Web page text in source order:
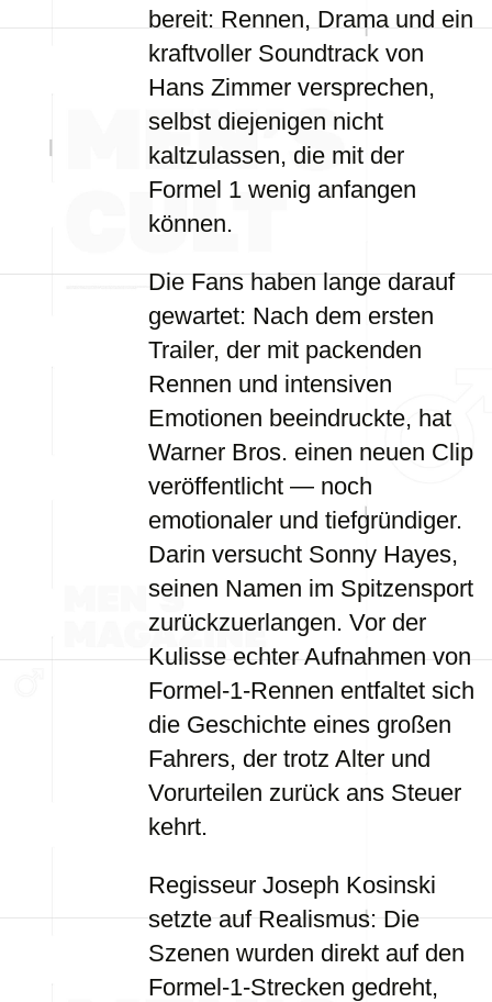
bereit: Rennen, Drama und ein
kraftvoller Soundtrack von
Hans Zimmer versprechen,
selbst diejenigen nicht
kaltzulassen, die mit der
Formel 1 wenig anfangen
können.
Die Fans haben lange darauf
gewartet: Nach dem ersten
Trailer, der mit packenden
Rennen und intensiven
Emotionen beeindruckte, hat
Warner Bros. einen neuen Clip
veröffentlicht — noch
emotionaler und tiefgründiger.
Darin versucht Sonny Hayes,
seinen Namen im Spitzensport
zurückzuerlangen. Vor der
Kulisse echter Aufnahmen von
Formel-1-Rennen entfaltet sich
die Geschichte eines großen
Fahrers, der trotz Alter und
Vorurteilen zurück ans Steuer
kehrt.
Regisseur Joseph Kosinski
setzte auf Realismus: Die
Szenen wurden direkt auf den
Formel-1-Strecken gedreht,